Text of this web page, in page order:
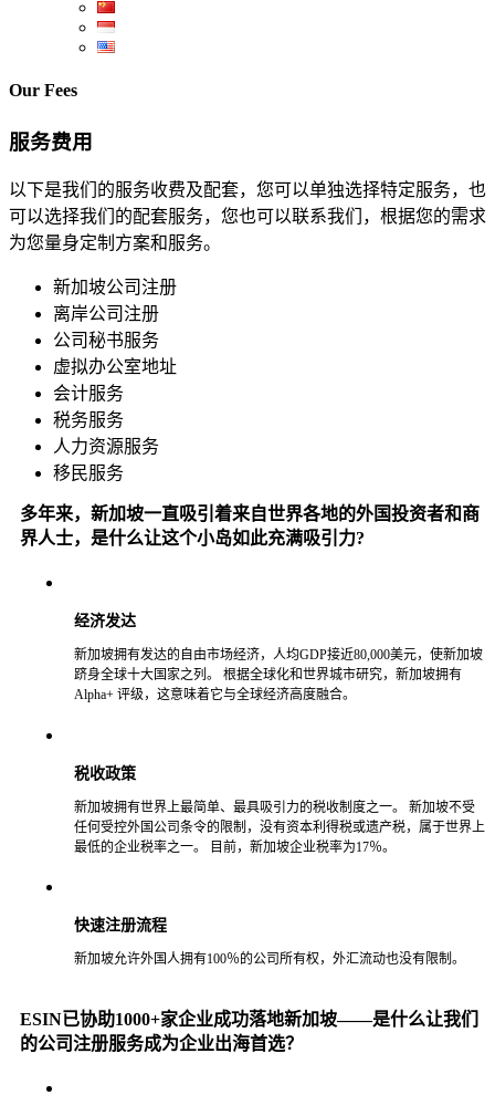
Our Fees
服务费用
以下是我们的服务收费及配套，您可以单独选择特定服务，也
可以选择我们的配套服务，您也可以联系我们，根据您的需求
为您量身定制方案和服务。
新加坡公司注册
离岸公司注册
公司秘书服务
虚拟办公室地址
会计服务
税务服务
人力资源服务
移民服务
多年来，新加坡一直吸引着来自世界各地的外国投资者和商
界人士，是什么让这个小岛如此充满吸引力?
经济发达
新加坡拥有发达的自由市场经济，人均GDP接近80,000美元，使新加坡
跻身全球十大国家之列。 根据全球化和世界城市研究，新加坡拥有
Alpha+ 评级，这意味着它与全球经济高度融合。
税收政策
新加坡拥有世界上最简单、最具吸引力的税收制度之一。 新加坡不受
任何受控外国公司条令的限制，没有资本利得税或遗产税，属于世界上
最低的企业税率之一。 目前，新加坡企业税率为17％。
快速注册流程
新加坡允许外国人拥有100％的公司所有权，外汇流动也没有限制。
ESIN已协助1000+家企业成功落地新加坡——是什么让我们
的公司注册服务成为企业出海首选？